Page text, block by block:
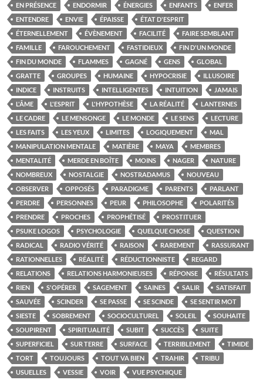
EN PRÉSENCE
ENDORMIR ÉNERGIES ENFANTS
ENFER
ENTENDRE
ENVIE ÉPAISSE
ÉTAT D'ESPRIT
ÉTERNELLEMENT
ÉVÈNEMENT FACILITÉ
FAIRE SEMBLANT
FAMILLE
FAROUCHEMENT FASTIDIEUX
FIN D'UN MONDE
FIN DU MONDE
FLAMMES GAGNÉ GENS
GLOBAL
GRATTE
GROUPES HUMAINE HYPOCRISIE
ILLUSOIRE
INDICE
INSTRUITS INTELLIGENTES INTUITION
JAMAIS
L'ÂME
L'ESPRIT L'HYPOTHÈSE LA RÉALITÉ
LANTERNES
LE CADRE
LE MENSONGE LE MONDE LE SENS
LECTURE
LES FAITS
LES YEUX LIMITES LOGIQUEMENT
MAL
MANIPULATION MENTALE
MATIÈRE MAYA
MEMBRES
MENTALITÉ
MERDE EN BOÎTE MOINS NAGER
NATURE
NOMBREUX
NOSTALGIE NOSTRADAMUS
NOUVEAU
OBSERVER
OPPOSÉS PARADIGME PARENTS
PARLANT
PERDRE
PERSONNES PEUR PHILOSOPHE
POLARITÉS
PRENDRE
PROCHES PROPHÉTISÉ
PROSTITUER
PSUKE LOGOS
PSYCHOLOGIE QUELQUE CHOSE
QUESTION
RADICAL
RADIO VÉRITÉ RAISON RAREMENT
RASSURANT
RATIONNELLES
RÉALITÉ RÉDUCTIONNISTE
REGARD
RELATIONS
RELATIONS HARMONIEUSES RÉPONSE
RÉSULTATS
RIEN
S'OPÉRER SAGEMENT SAINES SALIR
SATISFAIT
SAUVÉE
SCINDER SE PASSE SE SCINDE
SE SENTIR MOT
SIESTE
SOBREMENT SOCIOCULTUREL SOLEIL
SOUHAITE
SOUPIRENT
SPIRITUALITÉ SUBIT SUCCÈS
SUITE
SUPERFICIEL
SUR TERRE SURFACE TERRIBLEMENT
TIMIDE
TORT
TOUJOURS TOUT VA BIEN TRAHIR
TRIBU
USUELLES
VESSIE VOIR VUE PSYCHIQUE